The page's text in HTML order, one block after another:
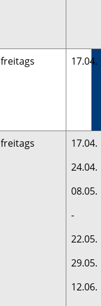
freitags 17.04.
freitags
17.04.
24.04.
08.05.
-
22.05.
29.05.
12.06.